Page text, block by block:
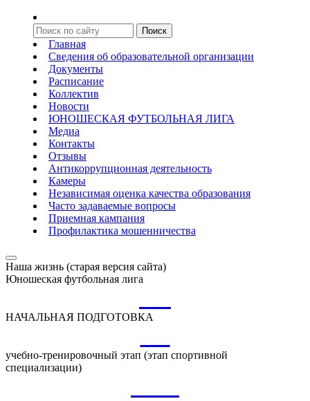
Главная
Сведения об образовательной организации
Документы
Расписание
Коллектив
Новости
ЮНОШЕСКАЯ ФУТБОЛЬНАЯ ЛИГА
Медиа
Контакты
Отзывы
Антикоррупционная деятельность
Камеры
Независимая оценка качества образования
Часто задаваемые вопросы
Приемная кампания
Профилактика мошенничества
Наша жизнь (старая версия сайта)
Юношеская футбольная лига
НАЧАЛЬНАЯ ПОДГОТОВКА
учебно-тренировочный этап (этап спортивной
специализации)